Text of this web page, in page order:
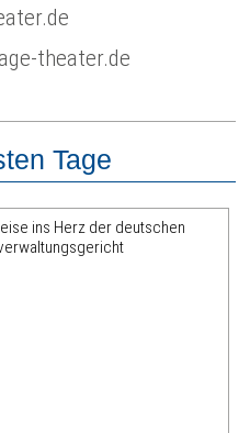
theater.de
Tage